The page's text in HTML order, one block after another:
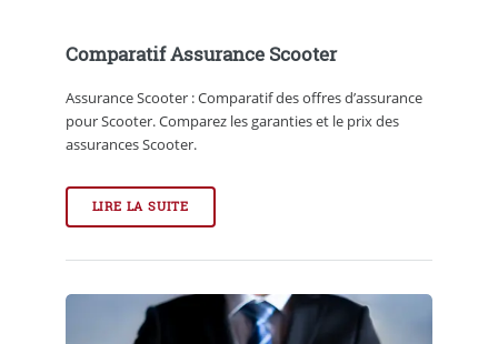
Comparatif Assurance Scooter
Assurance Scooter : Comparatif des offres d’assurance
pour Scooter. Comparez les garanties et le prix des
assurances Scooter.
LIRE LA SUITE